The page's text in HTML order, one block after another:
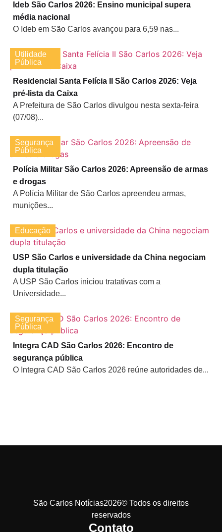
Ideb São Carlos 2026: Ensino municipal supera
média nacional
O Ideb em São Carlos avançou para 6,59 nas...
Utilidade
Pública
Residencial Santa Felícia II São Carlos 2026: Veja
pré-lista da Caixa
A Prefeitura de São Carlos divulgou nesta sexta-feira
(07/08)...
Segurança
Pública
Polícia Militar São Carlos 2026: Apreensão de armas
e drogas
A Polícia Militar de São Carlos apreendeu armas,
munições...
Educação
USP São Carlos e universidade da China negociam
dupla titulação
A USP São Carlos iniciou tratativas com a
Universidade...
Segurança
Pública
Integra CAD São Carlos 2026: Encontro de
segurança pública
O Integra CAD São Carlos 2026 reúne autoridades de...
São Carlos Notícias2026© Todos os direitos
reservados
Contato